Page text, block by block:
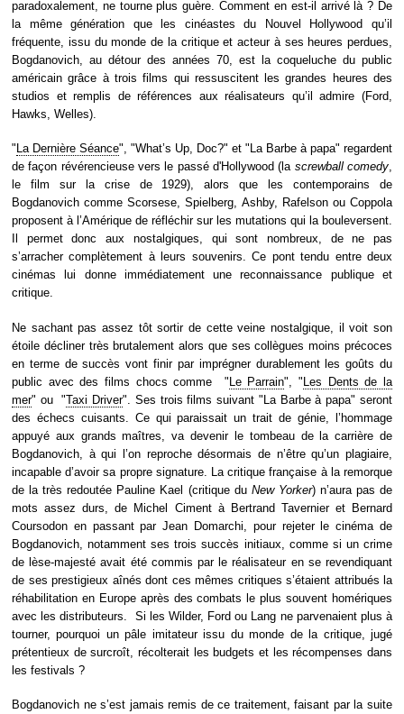
paradoxalement, ne tourne plus guère. Comment en est-il arrivé là ? De
la même génération que les cinéastes du Nouvel Hollywood qu’il
fréquente, issu du monde de la critique et acteur à ses heures perdues,
Bogdanovich, au détour des années 70, est la coqueluche du public
américain grâce à trois films qui ressuscitent les grandes heures des
studios et remplis de références aux réalisateurs qu’il admire (Ford,
Hawks, Welles).
" La Dernière Séance", "What’s Up, Doc?" et "La Barbe à papa" regardent
de façon révérencieuse vers le passé d'Hollywood (la screwball comedy,
le film sur la crise de 1929), alors que les contemporains de
Bogdanovich comme Scorsese, Spielberg, Ashby, Rafelson ou Coppola
proposent à l’Amérique de réfléchir sur les mutations qui la bouleversent.
Il permet donc aux nostalgiques, qui sont nombreux, de ne pas
s’arracher complètement à leurs souvenirs. Ce pont tendu entre deux
cinémas lui donne immédiatement une reconnaissance publique et
critique.
Ne sachant pas assez tôt sortir de cette veine nostalgique, il voit son
étoile décliner très brutalement alors que ses collègues moins précoces
en terme de succès vont finir par imprégner durablement les goûts du
public avec des films chocs comme "Le Parrain", "Les Dents de la
mer" ou "Taxi Driver". Ses trois films suivant "La Barbe à papa" seront
des échecs cuisants. Ce qui paraissait un trait de génie, l’hommage
appuyé aux grands maîtres, va devenir le tombeau de la carrière de
Bogdanovich, à qui l’on reproche désormais de n’être qu’un plagiaire,
incapable d’avoir sa propre signature. La critique française à la remorque
de la très redoutée Pauline Kael (critique du New Yorker) n’aura pas de
mots assez durs, de Michel Ciment à Bertrand Tavernier et Bernard
Coursodon en passant par Jean Domarchi, pour rejeter le cinéma de
Bogdanovich, notamment ses trois succès initiaux, comme si un crime
de lèse-majesté avait été commis par le réalisateur en se revendiquant
de ses prestigieux aînés dont ces mêmes critiques s’étaient attribués la
réhabilitation en Europe après des combats le plus souvent homériques
avec les distributeurs. Si les Wilder, Ford ou Lang ne parvenaient plus à
tourner, pourquoi un pâle imitateur issu du monde de la critique, jugé
prétentieux de surcroît, récolterait les budgets et les récompenses dans
les festivals ?
Bogdanovich ne s’est jamais remis de ce traitement, faisant par la suite